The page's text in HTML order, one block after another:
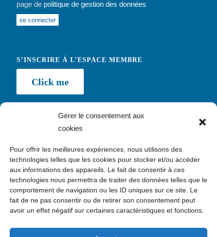
Gérer le consentement aux
cookies
Pour offrir les meilleures expériences, nous utilisons des
technologies telles que les cookies pour stocker et/ou accéder
aux informations des appareils. Le fait de consentir à ces
technologies nous permettra de traiter des données telles que le
comportement de navigation ou les ID uniques sur ce site. Le
fait de ne pas consentir ou de retirer son consentement peut
avoir un effet négatif sur certaines caractéristiques et fonctions.
page de politique de gestion des données
Alternative:
S’INSCRIRE À L’ESPACE MEMBRE
Click me
Inscription
c/o Kawaa, 24 avenue Daumesnil, 75012 Paris